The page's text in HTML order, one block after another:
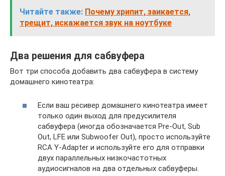
Читайте также: Почему хрипит, заикается,
трещит, искажается звук на ноутбуке
Два решения для сабвуфера
Вот три способа добавить два сабвуфера в систему
домашнего кинотеатра:
Если ваш ресивер домашнего кинотеатра имеет
только один выход для предусилителя
сабвуфера (иногда обозначается Pre-Out, Sub
Out, LFE или Subwoofer Out), просто используйте
RCA Y-Adapter и используйте его для отправки
двух параллельных низкочастотных
аудиосигналов на два отдельных сабвуферы.